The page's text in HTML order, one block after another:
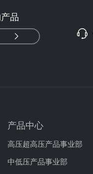
品
产品中心
高压超高压产品事业部
中低压产品事业部